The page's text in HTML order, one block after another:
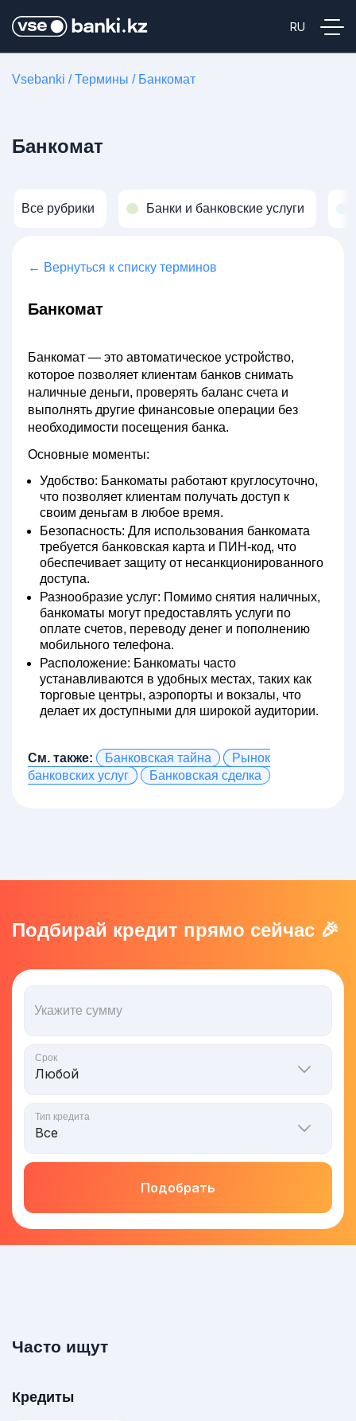
Vsebanki /Термины / Банкомат
Банкомат
Все рубрики Банки и банковские услуги
← Вернуться к списку терминов
Банкомат
Банкомат — это автоматическое устройство,
которое позволяет клиентам банков снимать
наличные деньги, проверять баланс счета и
выполнять другие финансовые операции без
необходимости посещения банка.
Основные моменты:
Удобство: Банкоматы работают круглосуточно,
что позволяет клиентам получать доступ к
своим деньгам в любое время.
Безопасность: Для использования банкомата
требуется банковская карта и ПИН-код, что
обеспечивает защиту от несанкционированного
доступа.
Разнообразие услуг: Помимо снятия наличных,
банкоматы могут предоставлять услуги по
оплате счетов, переводу денег и пополнению
мобильного телефона.
Расположение: Банкоматы часто
устанавливаются в удобных местах, таких как
торговые центры, аэропорты и вокзалы, что
делает их доступными для широкой аудитории.
См. также: Банковская тайна
Рынок
банковских услуг
Банковская сделка
Подбирай кредит прямо сейчас 🎉
Укажите сумму
Срок
Тип кредита
Подобрать
Часто ищут
Кредиты